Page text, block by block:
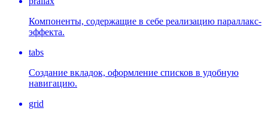
Компоненты, содержащие в себе реализацию параллакс-
эффекта.
tabs
Создание вкладок, оформление списков в удобную
навигацию.
grid